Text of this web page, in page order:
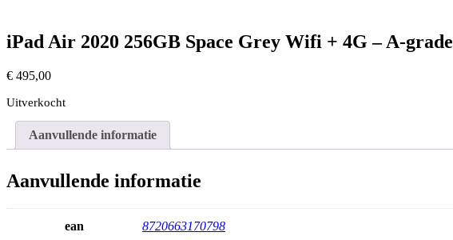
iPad Air 2020 256GB Space Grey Wifi + 4G – A-grade
€ 495,00
Uitverkocht
Aanvullende informatie
Aanvullende informatie
ean 8720663170798